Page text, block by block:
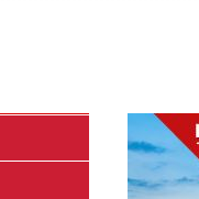
XE MÁY
PIAGGIO
PIAGGIO